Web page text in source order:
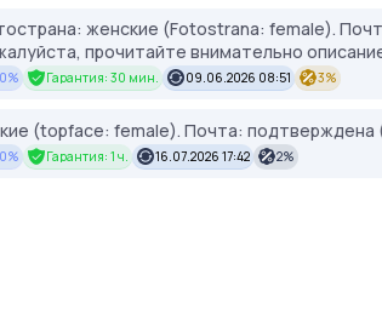
женские (Fotostrana: female).
прочитайте внимательно
0% Гарантия: 30 мин. 09.06.2026 08:51 3%
(topface: female). Почта: подтверждена
0% Гарантия: 1 ч. 16.07.2026 17:42 2%